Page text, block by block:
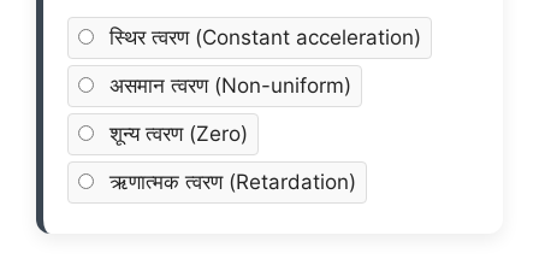
स्थिर त्वरण (Constant acceleration)
असमान त्वरण (Non-uniform)
शून्य त्वरण (Zero)
ऋणात्मक त्वरण (Retardation)